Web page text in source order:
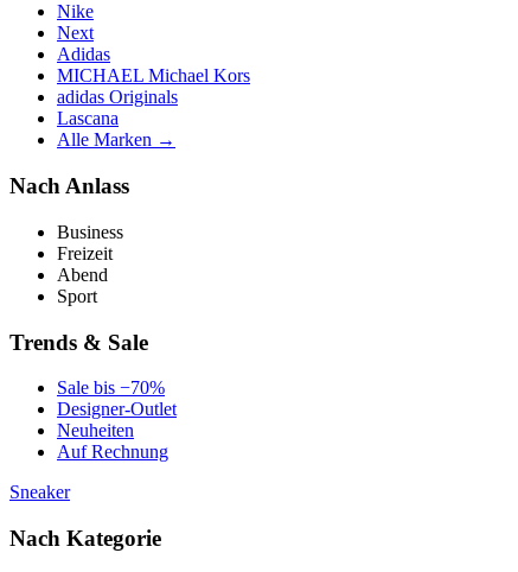
Nike
Next
Adidas
MICHAEL Michael Kors
adidas Originals
Lascana
Alle Marken →
Nach Anlass
Business
Freizeit
Abend
Sport
Trends & Sale
Sale bis −70%
Designer-Outlet
Neuheiten
Auf Rechnung
Sneaker
Nach Kategorie